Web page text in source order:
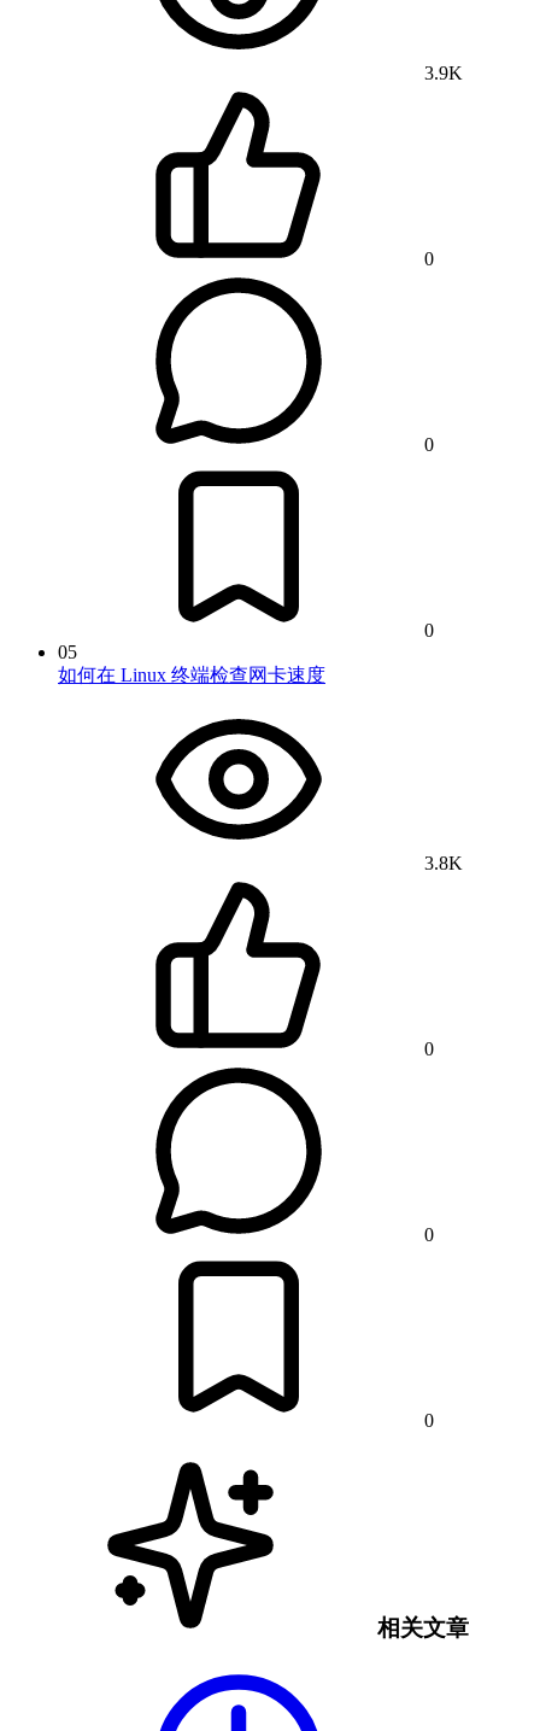
3.9K
0
0
0
05
如何在 Linux 终端检查网卡速度
3.8K
0
0
0
相关文章